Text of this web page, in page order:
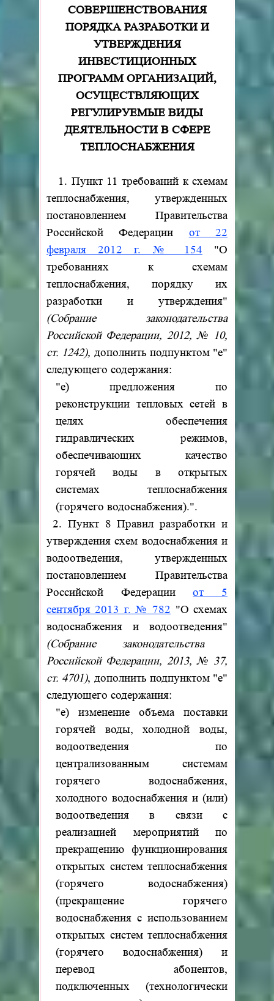
СОВЕРШЕНСТВОВАНИЯ
ПОРЯДКА РАЗРАБОТКИ И
УТВЕРЖДЕНИЯ
ИНВЕСТИЦИОННЫХ
ПРОГРАММ ОРГАНИЗАЦИЙ,
ОСУЩЕСТВЛЯЮЩИХ
РЕГУЛИРУЕМЫЕ ВИДЫ
ДЕЯТЕЛЬНОСТИ В СФЕРЕ
ТЕПЛОСНАБЖЕНИЯ
1. Пункт 11 требований к схемам
теплоснабжения, утвержденных
постановлением Правительства
Российской Федерации от 22
февраля 2012 г. № 154 "О
требованиях к схемам
теплоснабжения, порядку их
разработки и утверждения"
(Собрание законодательства
Российской Федерации, 2012, № 10,
ст. 1242), дополнить подпунктом "е"
следующего содержания:
"е) предложения по
реконструкции тепловых сетей в
целях обеспечения
гидравлических режимов,
обеспечивающих качество
горячей воды в открытых
системах теплоснабжения
(горячего водоснабжения).".
2. Пункт 8 Правил разработки и
утверждения схем водоснабжения и
водоотведения, утвержденных
постановлением Правительства
Российской Федерацииот 5
сентября 2013 г. № 782 "О схемах
водоснабжения и водоотведения"
(Собрание законодательства
Российской Федерации, 2013, № 37,
ст. 4701), дополнить подпунктом "е"
следующего содержания:
"е) изменение объема поставки
горячей воды, холодной воды,
водоотведения по
централизованным системам
горячего водоснабжения,
холодного водоснабжения и (или)
водоотведения в связи с
реализацией мероприятий по
прекращению функционирования
открытых систем теплоснабжения
(горячего водоснабжения)
(прекращение горячего
водоснабжения с использованием
открытых систем теплоснабжения
(горячего водоснабжения) и
перевод абонентов,
подключенных (технологически